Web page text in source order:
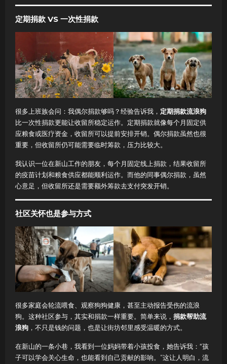
定期捐款 VS 一次性捐款
很多上班族会问：我偶尔捐款够吗？经验告诉我， 定期捐款流浪狗
比一次性捐款更能让收留所稳定运作。定期捐款就像每个月固定供
应粮食或医疗资金，收留所可以提前安排开销。偶尔捐款虽然也很
重要，但收留所仍可能需要临时筹款，压力比较大。
我认识一位在新山工作的朋友，每个月固定线上捐款，结果收留所
的疫苗计划和粮食供应都能顺利运作。而他的同事偶尔捐款，虽然
心意足，但收留所还是需要额外筹款去支付突发开销。
社区关怀也是参与方式
很多家庭会轮流喂食、观察狗狗健康，甚至主动报告受伤的流浪
狗。这种社区参与，其实和捐款一样重要。简单来说， 捐款帮助流
浪狗 ，不只是钱的问题，也是让街坊邻里感受温暖的方式。
在新山的一条小巷，我看到一位妈妈带着小孩投食，她告诉我：“孩
子可以学会关心生命，也能看到自己贡献的影响。”这让人明白，流